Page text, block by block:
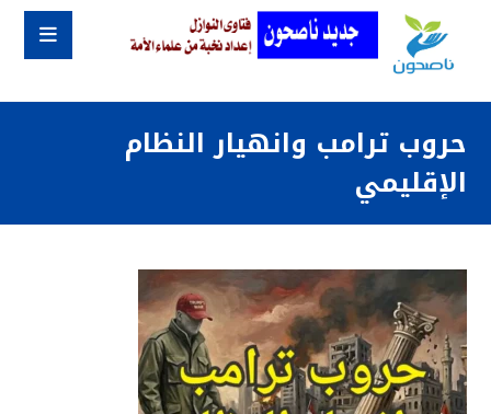
حروب ترامب وانهيار النظام
الإقليمي